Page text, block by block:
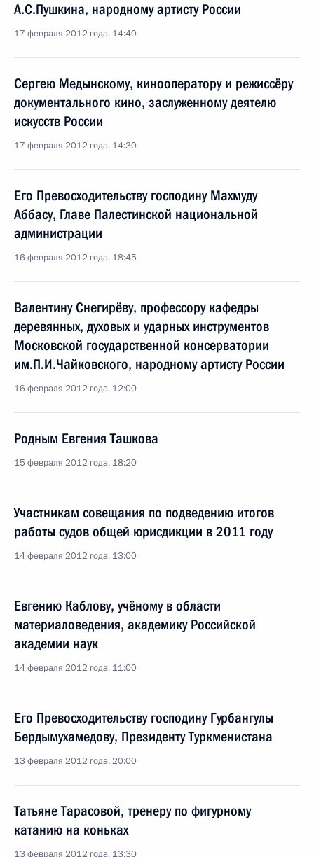
А.С.Пушкина, народному артисту России
17 февраля 2012 года, 14:40
Сергею Медынскому, кинооператору и режиссёру
документального кино, заслуженному деятелю
искусств России
17 февраля 2012 года, 14:30
Его Превосходительству господину Махмуду
Аббасу, Главе Палестинской национальной
администрации
16 февраля 2012 года, 18:45
Валентину Снегирёву, профессору кафедры
деревянных, духовых и ударных инструментов
Московской государственной консерватории
им.П.И.Чайковского, народному артисту России
16 февраля 2012 года, 12:00
Родным Евгения Ташкова
15 февраля 2012 года, 18:20
Участникам совещания по подведению итогов
работы судов общей юрисдикции в 2011 году
14 февраля 2012 года, 13:00
Евгению Каблову, учёному в области
материаловедения, академику Российской
академии наук
14 февраля 2012 года, 11:00
Его Превосходительству господину Гурбангулы
Бердымухамедову, Президенту Туркменистана
13 февраля 2012 года, 20:00
Татьяне Тарасовой, тренеру по фигурному
катанию на коньках
13 февраля 2012 года, 13:30